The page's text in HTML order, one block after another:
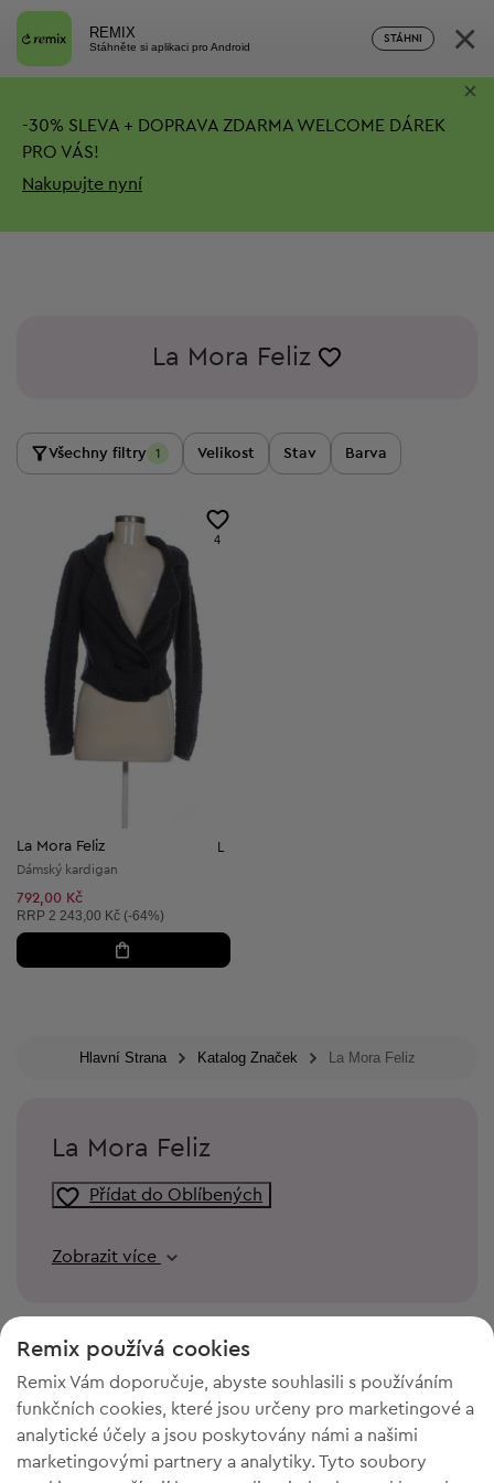
REMIX
Stáhněte si aplikaci pro Android
STÁHNI ×
-30% SLEVA + DOPRAVA ZDARMA WELCOME DÁREK
PRO VÁS!
Nakupujte nyní
×
La Mora Feliz
Všechny filtry 1 Velikost Stav Barva
4
La Mora Feliz
Dámský kardigan
792,00 Kč
Doporučená cena:
RRP 2 243,00 Kč (-64%)
Hlavní Strana Katalog Značek La Mora Feliz
La Mora Feliz
Přídat do Oblíbených
Zobrazit více
Remix používá cookies
Remix Vám doporučuje, abyste souhlasili s používáním
funkčních cookies, které jsou určeny pro marketingové a
analytické účely a jsou poskytovány námi a našimi
marketingovými partnery a analytiky. Tyto soubory